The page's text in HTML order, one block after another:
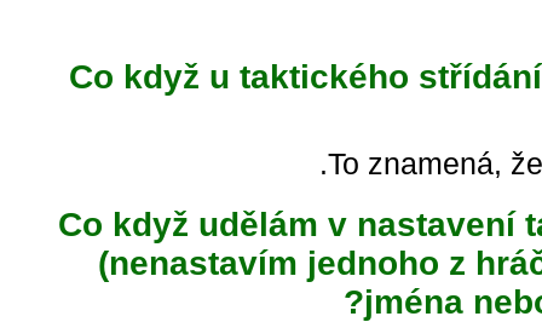
Co když u taktického
To znamená,
Co když udělám v
(nenastavím jednoho z
jména